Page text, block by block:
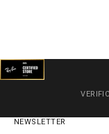
NEWSLETTER